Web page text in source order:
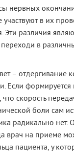
нервных
в их
Эти различия
в
– отдергивание
Если формируется
скорость
боли сам
радикально
врач на приеме
пациента, у